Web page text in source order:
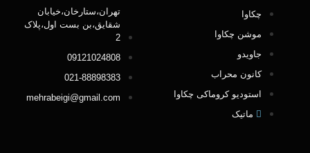
چکاوا
موشن چکاوا
جاویدو
کانون محراب
استودیو کروماکی چکاوا
ماتیک
تهران،ستارخان،خیابان
شقایق،بن بست اول،پلاک
2
09121024808
021-88898383
mehrabeigi@gmail.com